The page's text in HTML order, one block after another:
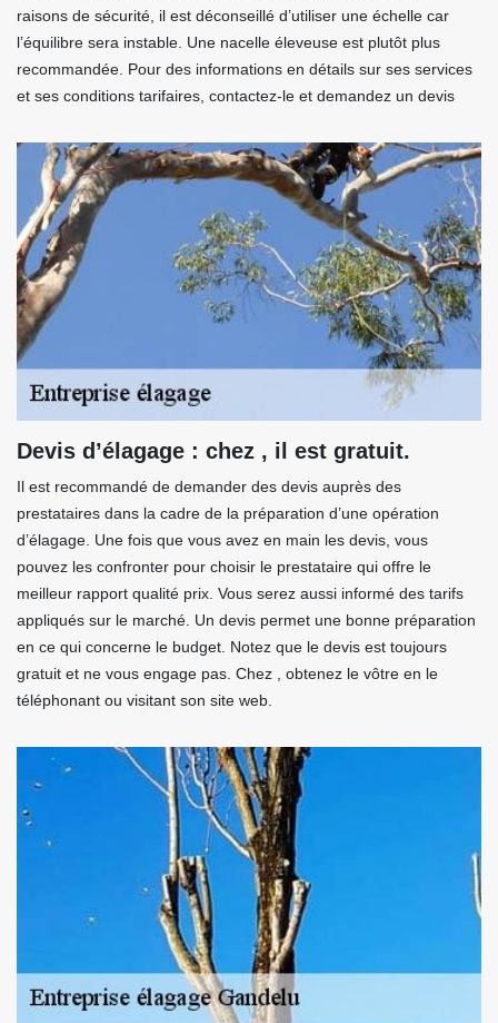
raisons de sécurité, il est déconseillé d’utiliser une échelle car
l’équilibre sera instable. Une nacelle éleveuse est plutôt plus
recommandée. Pour des informations en détails sur ses services
et ses conditions tarifaires, contactez-le et demandez un devis
Devis d’élagage : chez , il est gratuit.
Il est recommandé de demander des devis auprès des
prestataires dans la cadre de la préparation d’une opération
d’élagage. Une fois que vous avez en main les devis, vous
pouvez les confronter pour choisir le prestataire qui offre le
meilleur rapport qualité prix. Vous serez aussi informé des tarifs
appliqués sur le marché. Un devis permet une bonne préparation
en ce qui concerne le budget. Notez que le devis est toujours
gratuit et ne vous engage pas. Chez , obtenez le vôtre en le
téléphonant ou visitant son site web.